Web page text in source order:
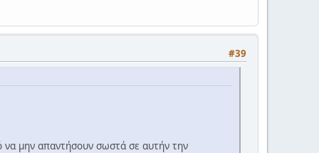
#39
μην απαντήσουν σωστά σε αυτήν την